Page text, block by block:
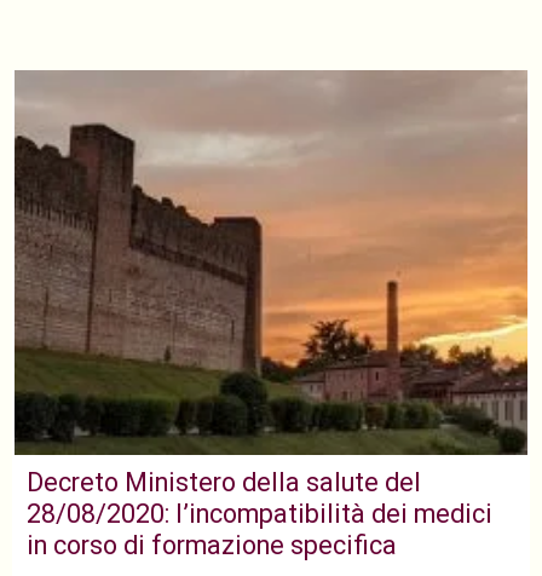
Decreto Ministero della salute del
28/08/2020: l’incompatibilità dei medici
in corso di formazione specifica